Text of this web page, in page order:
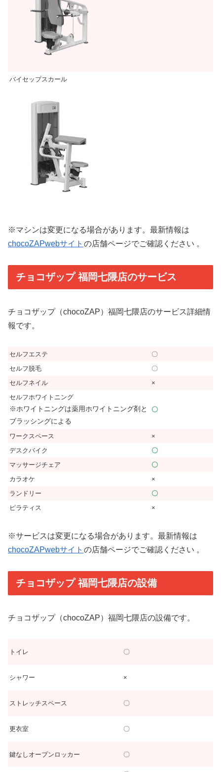
バイセップスカール
※マシンは変更になる場合があります。最新情報は
chocoZAPwebサイト の店舗ページでご確認ください 。
チョコザップ 福岡七隈店のサービス
チョコザップ（chocoZAP）福岡七隈店のサービス詳細情
報です。
セルフエステ
〇
セルフ脱毛
〇
セルフネイル
×
セルフホワイトニング
※ホワイトニングは薬用ホワイトニング剤と
ブラッシングによる
〇
ワークスペース
×
デスクバイク
〇
マッサージチェア
〇
カラオケ
×
ランドリー
〇
ピラティス
×
※サービスは変更になる場合があります。最新情報は
chocoZAPwebサイト の店舗ページでご確認ください 。
チョコザップ 福岡七隈店の設備
チョコザップ（chocoZAP）福岡七隈店の設備です。
トイレ 〇
シャワー ×
ストレッチスペース 〇
更衣室 〇
鍵なしオープンロッカー 〇